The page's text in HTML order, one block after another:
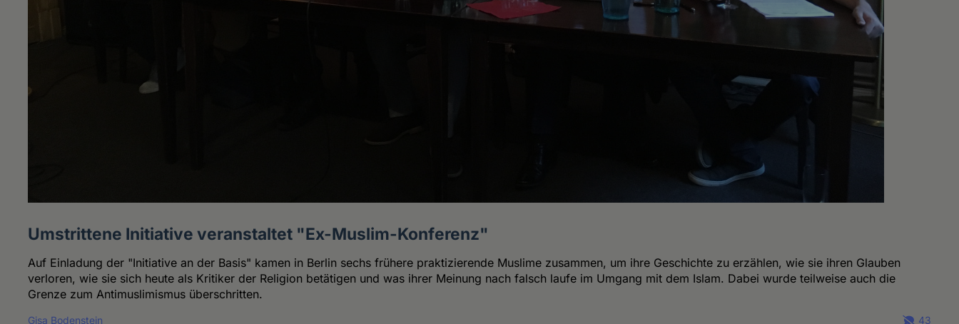
Umstrittene Initiative veranstaltet "Ex-Muslim-Konferenz"
Auf Einladung der "Initiative an der Basis" kamen in Berlin sechs frühere praktizierende Muslime zusammen, um ihre Geschichte zu erzählen, wie sie ihren Glauben
verloren, wie sie sich heute als Kritiker der Religion betätigen und was ihrer Meinung nach falsch laufe im Umgang mit dem Islam. Dabei wurde teilweise auch die
Grenze zum Antimuslimismus überschritten.
Gisa Bodenstein 43